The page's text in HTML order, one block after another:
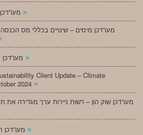
»
מעו”דכן מיסים – שינויים בכללי מס
»
Client Update – Climate
2024 »
מעו”דכן שוק הון – רשות ניירות ערך מגדירה את
»